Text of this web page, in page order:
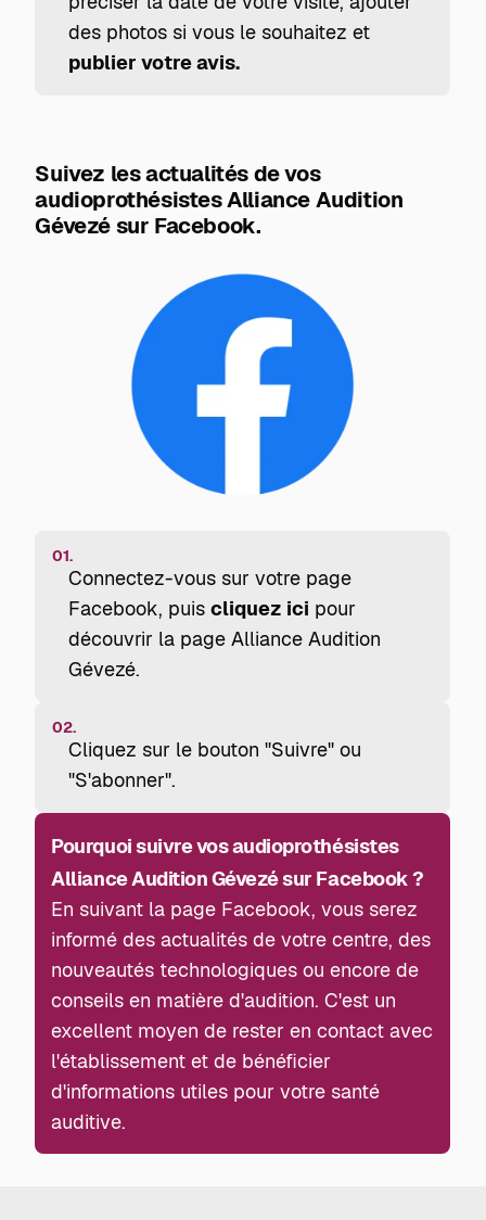
des photos si vous le souhaitez et
publier votre avis.
Suivez les actualités de vos
audioprothésistes Alliance Audition
Gévezé sur Facebook.
01.
Connectez-vous sur votre page
Facebook, puiscliquez ici pour
découvrir la page Alliance Audition
Gévezé.
02.
Cliquez sur le bouton "Suivre" ou
"S'abonner".
Pourquoi suivre vos audioprothésistes
Alliance Audition Gévezé sur Facebook ?
En suivant la page Facebook, vous serez
informé des actualités de votre centre, des
nouveautés technologiques ou encore de
conseils en matière d'audition. C'est un
excellent moyen de rester en contact avec
l'établissement et de bénéficier
d'informations utiles pour votre santé
auditive.